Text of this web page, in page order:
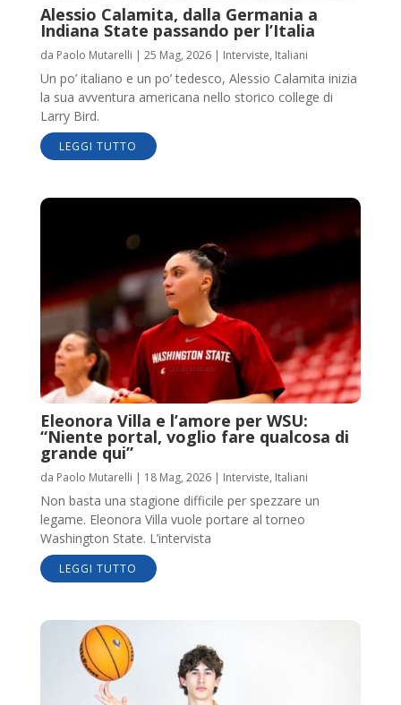
Alessio Calamita, dalla Germania a
Indiana State passando per l’Italia
da Paolo Mutarelli | 25 Mag, 2026| Interviste, Italiani
Un po’ italiano e un po’ tedesco, Alessio Calamita inizia
la sua avventura americana nello storico college di
Larry Bird.
LEGGI TUTTO
Eleonora Villa e l’amore per WSU:
“Niente portal, voglio fare qualcosa di
grande qui”
da Paolo Mutarelli | 18 Mag, 2026| Interviste, Italiani
Non basta una stagione difficile per spezzare un
legame. Eleonora Villa vuole portare al torneo
Washington State. L’intervista
LEGGI TUTTO